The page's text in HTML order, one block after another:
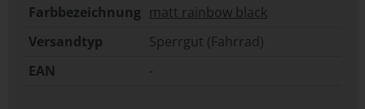
Farbbezeichnung matt rainbow black
Versandtyp
Sperrgut (Fahrrad)
EAN
-